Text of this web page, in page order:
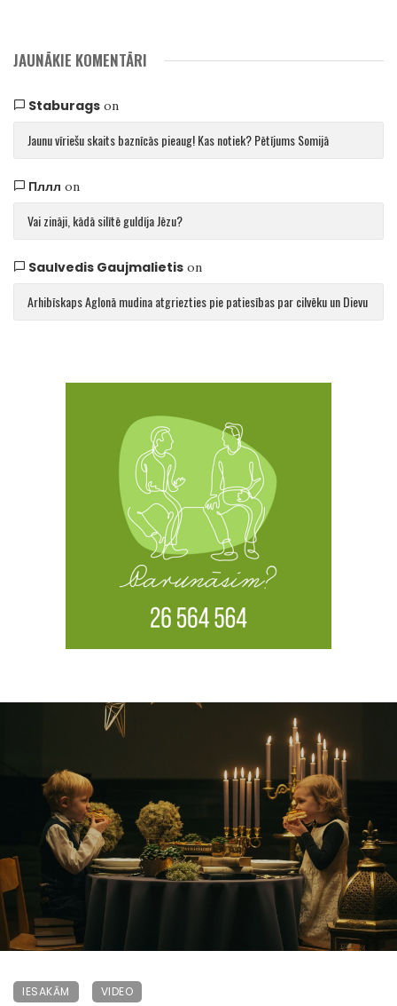
JAUNĀKIE KOMENTĀRI
Staburagson
Jaunu vīriešu skaits baznīcās pieaug! Kas notiek? Pētījums Somijā
Пллл on
Vai zināji, kādā silītē guldīja Jēzu?
Saulvedis Gaujmalietison
Arhibīskaps Aglonā mudina atgriezties pie patiesības par cilvēku un Dievu
IESAKĀM VIDEO